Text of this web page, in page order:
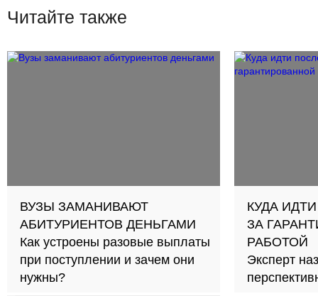
Читайте также
ВУЗЫ ЗАМАНИВАЮТ
АБИТУРИЕНТОВ ДЕНЬГАМИ
Как устроены разовые выплаты
при поступлении и зачем они
нужны?
КУДА
ЗА
РАБОТОЙ
Эксперт